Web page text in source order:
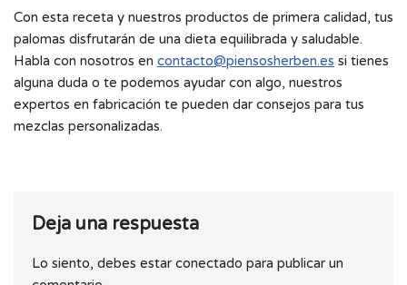
Con esta receta y nuestros productos de primera calidad, tus
palomas disfrutarán de una dieta equilibrada y saludable.
Habla con nosotros en contacto@piensosherben.es si tienes
alguna duda o te podemos ayudar con algo, nuestros
expertos en fabricación te pueden dar consejos para tus
mezclas personalizadas.
Deja una respuesta
Lo siento, debes estar conectado para publicar un